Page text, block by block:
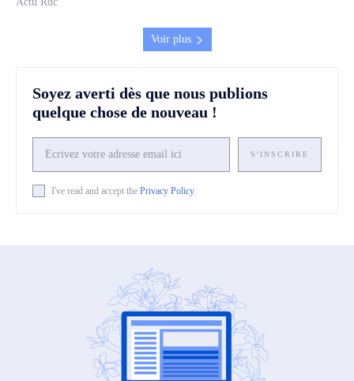
Voir plus
Soyez averti dès que nous publions
quelque chose de nouveau !
S'INSCRIRE
I've read and accept the Privacy Policy.